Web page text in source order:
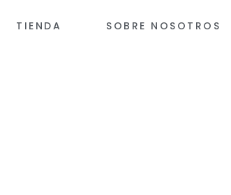
TIENDA SOBRE NOSOTROS